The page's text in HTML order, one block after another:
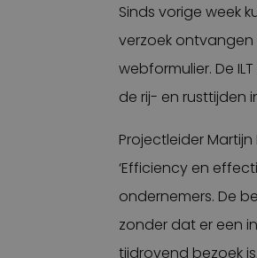
Sinds vorige week
verzoek
webformulier. De
de rij- en rusttijden
Projectleider
‘Efficiency en
ondernemers. De
zonder dat er een
tijdrovend bezoek